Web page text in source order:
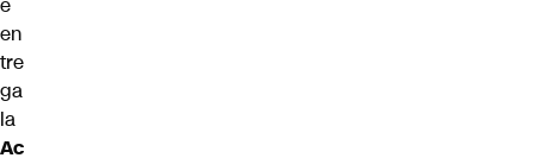
e
en
tre
ga
la
Ac